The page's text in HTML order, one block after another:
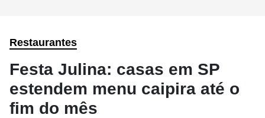
Restaurantes
Festa Julina: casas em SP
estendem menu caipira até o
fim do mês